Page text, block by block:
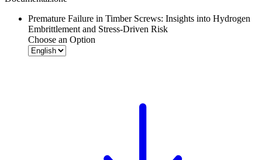
Premature Failure in Timber Screws: Insights into Hydrogen
Embrittlement and Stress-Driven Risk
Choose an Option